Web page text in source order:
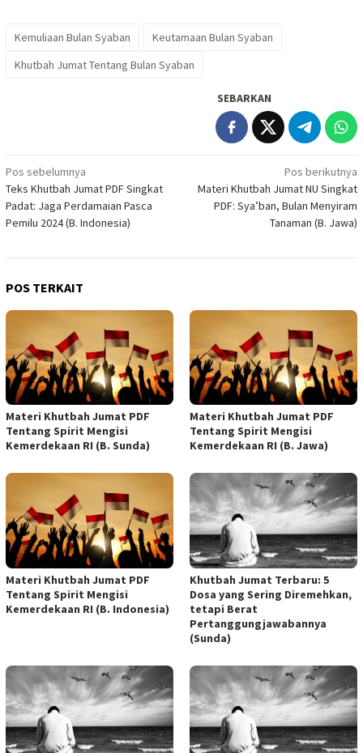
Kemuliaan Bulan Syaban
Keutamaan Bulan Syaban
Khutbah Jumat Tentang Bulan Syaban
SEBARKAN
Navigasi
pos
Pos sebelumnya
Teks Khutbah Jumat PDF Singkat
Padat: Jaga Perdamaian Pasca
Pemilu 2024 (B. Indonesia)
Pos berikutnya
Materi Khutbah Jumat NU Singkat
PDF: Sya’ban, Bulan Menyiram
Tanaman (B. Jawa)
POS TERKAIT
Materi Khutbah Jumat PDF
Tentang Spirit Mengisi
Kemerdekaan RI (B. Sunda)
Materi Khutbah Jumat PDF
Tentang Spirit Mengisi
Kemerdekaan RI (B. Jawa)
Materi Khutbah Jumat PDF
Tentang Spirit Mengisi
Kemerdekaan RI (B. Indonesia)
Khutbah Jumat Terbaru: 5
Dosa yang Sering Diremehkan,
tetapi Berat
Pertanggungjawabannya
(Sunda)